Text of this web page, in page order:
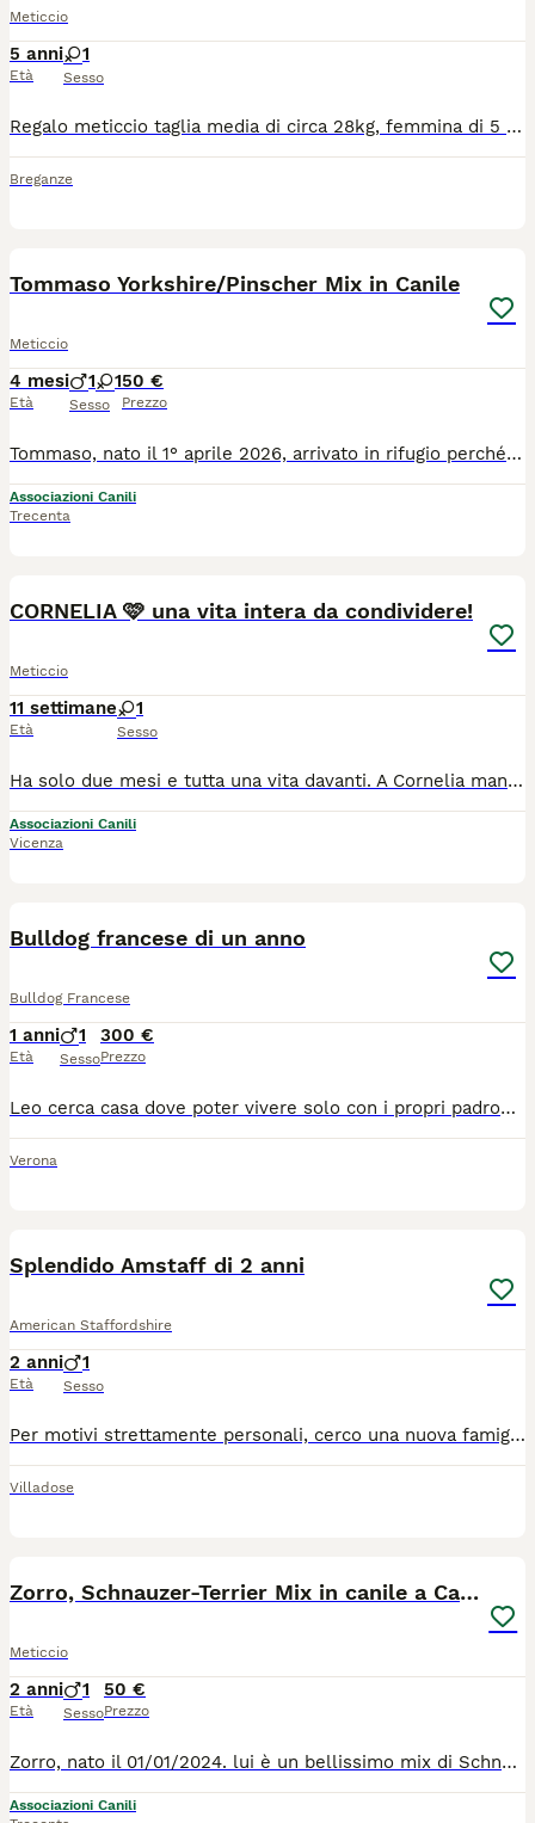
Meticcio
5 anni
Età
1
Sesso
Regalo meticcio taglia media di circa 28kg, femmina di 5 anni, colore bianco/miele, molto affettuosa e docile. Dispone di microchip ed è sterilizzata. Ha bisogno di stare a contatto con le persone e in un posto sicuro e ben recintato.
Breganze
Tommaso Yorkshire/Pinscher Mix in Canile
Meticcio
4 mesi
Età
1 1
Sesso
50 €
Prezzo
Tommaso, nato il ​​1° aprile 2026, arrivato ​​in rifugio perché frutto di una cucciolata indesiderata. Si dice che la madre fosse una Yorkshire Terrier e il padre un Pinscher (o viceversa). Ciò che è certo è che è un piccolo tesoro incredibilmente divertente, affettuoso e dolce. il piccolino cerca una casa meravigliosa e desidera ardentemente lasciare il terribile rifugio il prima possibile. Per informazioni, chiamare il numero 0039/3714497821.
Associazioni Canili
Trecenta
CORNELIA 🩷 una vita intera da condividere!
Meticcio
11 settimane
Età
1
Sesso
Ha solo due mesi e tutta una vita davanti. A Cornelia manca soltanto una famiglia con cui iniziare il suo viaggio. CORNELIA🧡CUCCIOLA CERCA CASA 🏡‼️ Hei.. ciao! 🐾🐶 Sono Cornelia, una cucciolotta tenerissima e sto cercando una famiglia che mi voglia tanto bene. 🥹 Vuoi sapere qualcosa di me? 🎀 ho 2 mesi 🐾 sono una futura taglia media-grande 📍mi trovo in Calabria, ma cerco casa al centro o nord Italia previo preaffido e questionario conoscitivo. ✅Vengo affidata vaccinata e sverminata, per questo viene chiesto un rimborso spese che coprirà anche la staffetta che mi porterà da te. 🏠 Vuoi farmi il regalo più bello e diventare la mia famiglia?🥺🩷 Io ti lascio qui sotto tutte le info: ☎️ 339 603 8316 - Silvia ☎️ 340 726 9241 - Dominic 💻 https://irandagidisola.it/ 📧 mail : irandagidiisolacaporizzuto@gmail.com 💬 Facebook Messenger o Instagram Direct
Associazioni Canili
Vicenza
Bulldog francese di un anno
Bulldog Francese
1 anni
Età
1
Sesso
300 €
Prezzo
Leo cerca casa dove poter vivere solo con i propri padroni. Ha tutte le vaccinazioni e è in ottima salute. Il peso è attorno ai 10kgr
Verona
Splendido Amstaff di 2 anni
American Staffordshire
2 anni
Età
1
Sesso
Per motivi strettamente personali, cerco una nuova famiglia per Ray, uno splendido Amstaff di 2 ani. Molto energico, affettuoso con le persone. ​ Perfettamente in salute. Ha il microchip, è vaccinato e i trattamenti antiparassitari. ​3515434967 Cristina Adria, Rovigo
Villadose
Zorro, Schnauzer-Terrier Mix in canile a Catania
Meticcio
2 anni
Età
1
Sesso
50 €
Prezzo
Zorro, nato il 01/01/2024. lui è un bellissimo mix di Schnauzer / Terrier, super peloso e super bellissimo di 28 kg e 56 cm al garrese. un bel peloso coccoloso, buono, che va d'accordo con tutti ! Chi vuole regalare a qeusto peluche vivente una bella casa e un bel taglio di pelo, per fare esaltare la sua bellezza pelosa ? Per tutte le info chiamate il 0039/3714497821
Associazioni Canili